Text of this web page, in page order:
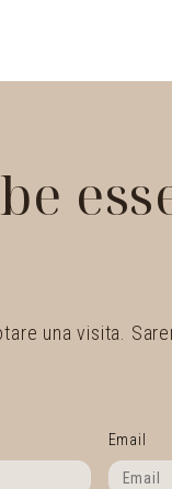
una visita.
Email